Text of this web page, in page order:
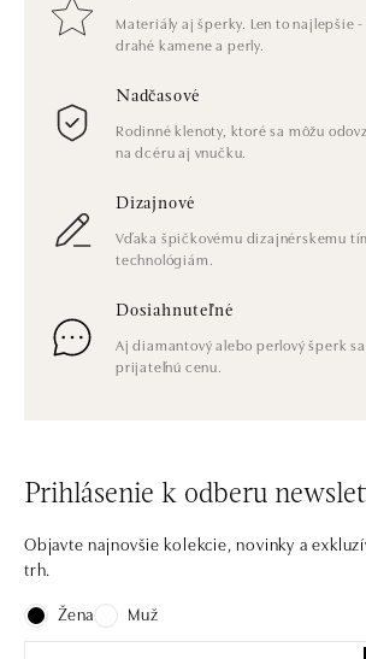
Materiály aj šperky. Len to najlepšie
drahé kamene a perly.
Nadčasové
Rodinné klenoty, ktoré sa môžu
na dcéru aj vnučku.
Dizajnové
Vďaka špičkovému dizajnérskemu
technológiám.
Dosiahnuteľné
Aj diamantový alebo perlový šperk
prijateľnú cenu.
Prihlásenie k odberu
Objavte najnovšie kolekcie, novinky a
trh.
Žena
Muž